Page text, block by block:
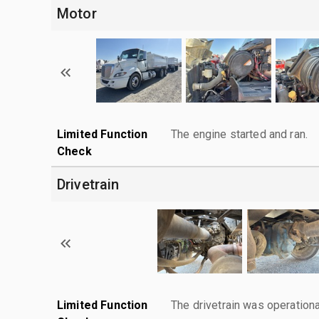
Motor
Limited Function
Check
The engine started and ran.
Drivetrain
Limited Function
The drivetrain was